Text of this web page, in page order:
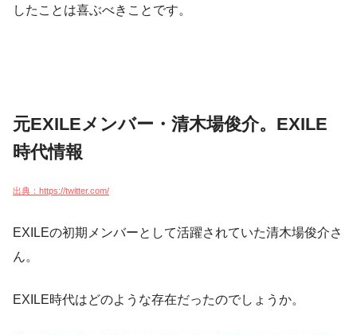
したことは喜ぶべきことです。
元EXILEメンバー・清木場俊介。EXILE
時代情報
出典：https://twitter.com/
EXILEの初期メンバーとして活躍されていた清木場俊介さ
ん。
EXILE時代はどのような存在だったのでしょうか。